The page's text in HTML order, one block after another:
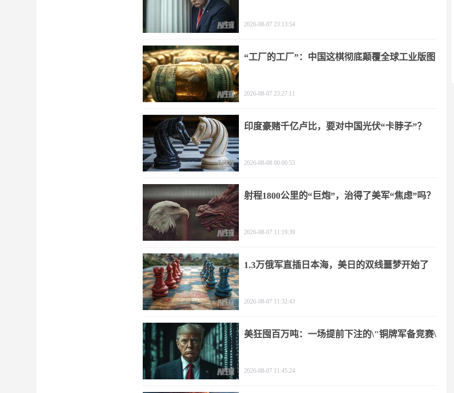
2026-08-07 23:13:54
“工厂的工厂”：中国这棋彻底颠覆全球工业版图
2026-08-07 23:27:11
印度豪赌千亿卢比，要对中国光伏“卡脖子”？
2026-08-08 00:00:53
射程1800公里的“巨炮”，治得了美军“焦虑”吗？
2026-08-07 11:19:39
1.3万俄军直插日本海，美日的双线噩梦开始了
2026-08-07 11:32:43
美狂囤百万吨：一场提前下注的\"铜牌军备竞赛\"
2026-08-07 11:45:24